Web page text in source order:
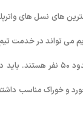
های نسل های
می تواند در خدمت
بازیکنان حائز شرایط برای